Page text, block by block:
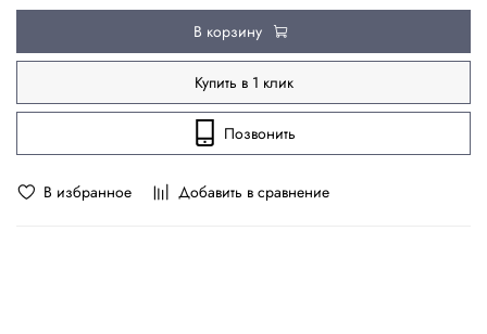
В избранное Добавить в сравнение
В корзину
Купить в 1 клик
Позвонить